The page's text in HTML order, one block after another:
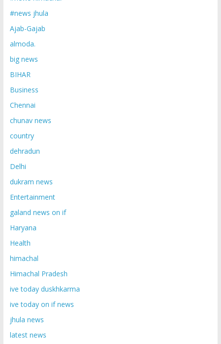
#news jhula
Ajab-Gajab
almoda.
big news
BIHAR
Business
Chennai
chunav news
country
dehradun
Delhi
dukram news
Entertainment
galand news on if
Haryana
Health
himachal
Himachal Pradesh
ive today duskhkarma
ive today on if news
jhula news
latest news